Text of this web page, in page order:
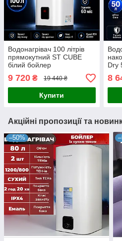
Водонагрівач 100 літрів
прямокутний ST CUBE
білий бойлер
накопичувальний 100 л
сухий ТЕН 2 кВт
9 720 ₴ 19 440 ₴
Купити
Dry
8
Акційні пропозиції та
–50%